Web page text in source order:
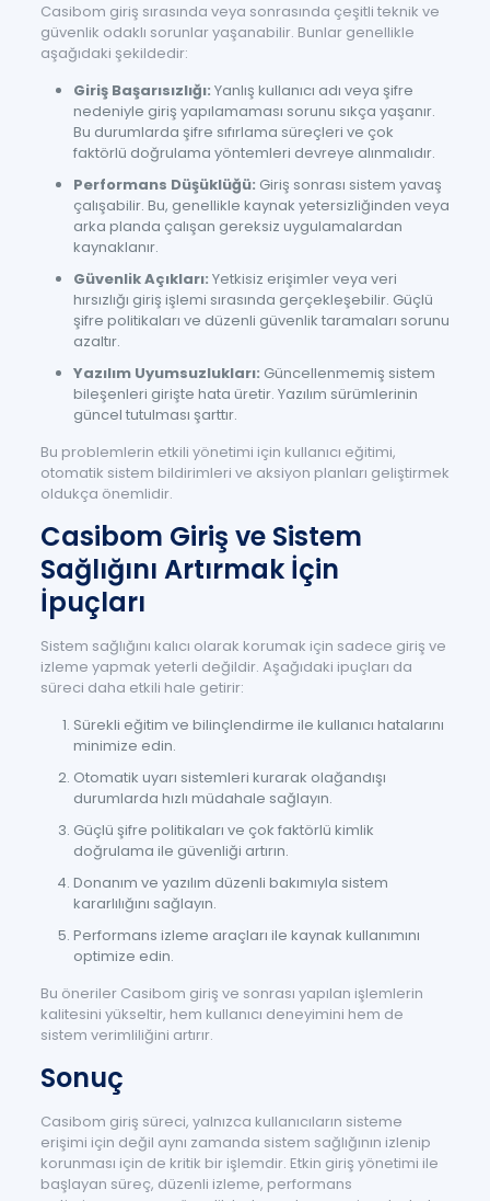
Casibom giriş sırasında veya sonrasında çeşitli teknik ve
güvenlik odaklı sorunlar yaşanabilir. Bunlar genellikle
aşağıdaki şekildedir:
Giriş Başarısızlığı: Yanlış kullanıcı adı veya şifre
nedeniyle giriş yapılamaması sorunu sıkça yaşanır.
Bu durumlarda şifre sıfırlama süreçleri ve çok
faktörlü doğrulama yöntemleri devreye alınmalıdır.
Performans Düşüklüğü: Giriş sonrası sistem yavaş
çalışabilir. Bu, genellikle kaynak yetersizliğinden veya
arka planda çalışan gereksiz uygulamalardan
kaynaklanır.
Güvenlik Açıkları: Yetkisiz erişimler veya veri
hırsızlığı giriş işlemi sırasında gerçekleşebilir. Güçlü
şifre politikaları ve düzenli güvenlik taramaları sorunu
azaltır.
Yazılım Uyumsuzlukları: Güncellenmemiş sistem
bileşenleri girişte hata üretir. Yazılım sürümlerinin
güncel tutulması şarttır.
Bu problemlerin etkili yönetimi için kullanıcı eğitimi,
otomatik sistem bildirimleri ve aksiyon planları geliştirmek
oldukça önemlidir.
Casibom Giriş ve Sistem
Sağlığını Artırmak İçin
İpuçları
Sistem sağlığını kalıcı olarak korumak için sadece giriş ve
izleme yapmak yeterli değildir. Aşağıdaki ipuçları da
süreci daha etkili hale getirir:
Sürekli eğitim ve bilinçlendirme ile kullanıcı hatalarını
minimize edin.
Otomatik uyarı sistemleri kurarak olağandışı
durumlarda hızlı müdahale sağlayın.
Güçlü şifre politikaları ve çok faktörlü kimlik
doğrulama ile güvenliği artırın.
Donanım ve yazılım düzenli bakımıyla sistem
kararlılığını sağlayın.
Performans izleme araçları ile kaynak kullanımını
optimize edin.
Bu öneriler Casibom giriş ve sonrası yapılan işlemlerin
kalitesini yükseltir, hem kullanıcı deneyimini hem de
sistem verimliliğini artırır.
Sonuç
Casibom giriş süreci, yalnızca kullanıcıların sisteme
erişimi için değil aynı zamanda sistem sağlığının izlenip
korunması için de kritik bir işlemdir. Etkin giriş yönetimi ile
başlayan süreç, düzenli izleme, performans